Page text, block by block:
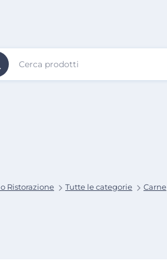
Ristorazione Tutte le categorie Carne